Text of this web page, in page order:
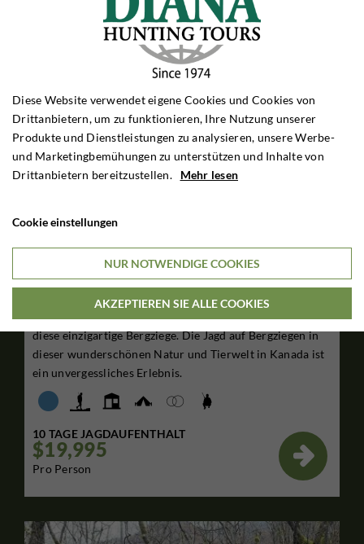
Kanadas Wildnis bietet diese aufregende Bergjagd auf
diese einzigartige Bergziege. Die Jagd auf Bergziegen in
dieser wunderschönen Natur und Tierwelt in Kanada ist
ein unvergessliches Erlebnis.
10 TAGE JAGDAUFENTHALT
$19,995
Pro Person

Diese Website verwendet eigene Cookies und Cookies von
Drittanbietern, um zu funktionieren, Ihre Nutzung unserer
Produkte und Dienstleistungen zu analysieren, unsere Werbe-
und Marketingbemühungen zu unterstützen und Inhalte von
Drittanbietern bereitzustellen. Mehr lesen
Cookie einstellungen
NUR NOTWENDIGE COOKIES
AKZEPTIEREN SIE ALLE COOKIES